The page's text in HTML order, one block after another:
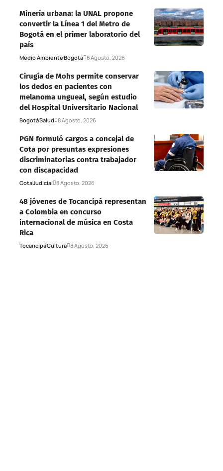
Minería urbana: la UNAL propone
convertir la Línea 1 del Metro de
Bogotá en el primer laboratorio del
país
Medio AmbienteBogotá 8 Agosto, 2026
Cirugía de Mohs permite conservar
los dedos en pacientes con
melanoma ungueal, según estudio
del Hospital Universitario Nacional
BogotáSalud 8 Agosto, 2026
PGN formuló cargos a concejal de
Cota por presuntas expresiones
discriminatorias contra trabajador
con discapacidad
CotaJudicial 8 Agosto, 2026
48 jóvenes de Tocancipá representan
a Colombia en concurso
internacional de música en Costa
Rica
TocancipáCultura 8 Agosto, 2026